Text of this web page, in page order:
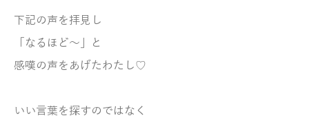
下記の声を拝見し
「なるほど～」と
感嘆の声をあげたわたし♡
いい言葉を探すのではなく